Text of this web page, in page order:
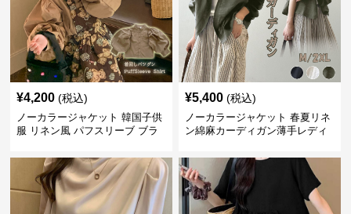
¥4,200 (税込)
ノーカラージャケット 韓国子供
服 リネン風 パフスリーブ ブラ
¥5,400 (税込)
ノーカラージャケット 春夏リネ
ン綿麻カーディガン薄手レディ